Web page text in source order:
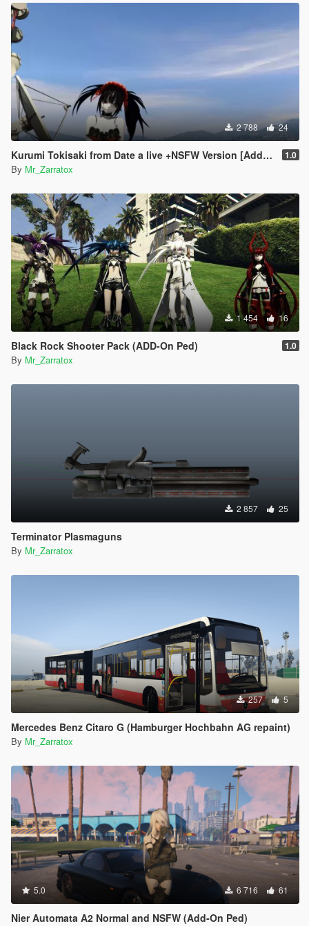
2 788 24
Kurumi Tokisaki from Date a live +NSFW Version [Add- On Ped] 1.0
By Mr_Zarratox
1 454 16
Black Rock Shooter Pack (ADD-On Ped) 1.0
By Mr_Zarratox
2 857 25
Terminator Plasmaguns
By Mr_Zarratox
257 5
Mercedes Benz Citaro G (Hamburger Hochbahn AG repaint)
By Mr_Zarratox
5.0 6 716 61
Nier Automata A2 Normal and NSFW (Add-On Ped)